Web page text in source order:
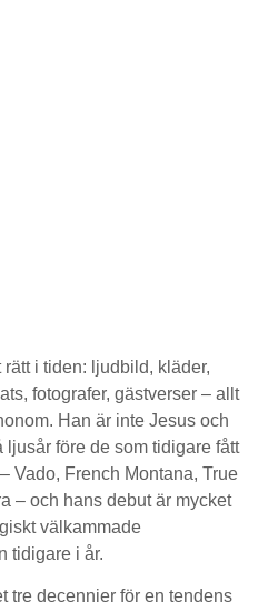
rätt i tiden: ljudbild, kläder,
fotografer, gästverser – allt
Han är inte Jesus och
före de som tidigare fått
Vado, French Montana, True
– och hans debut är mycket
välkammade
tidigare i år.
tre decennier för en tendens